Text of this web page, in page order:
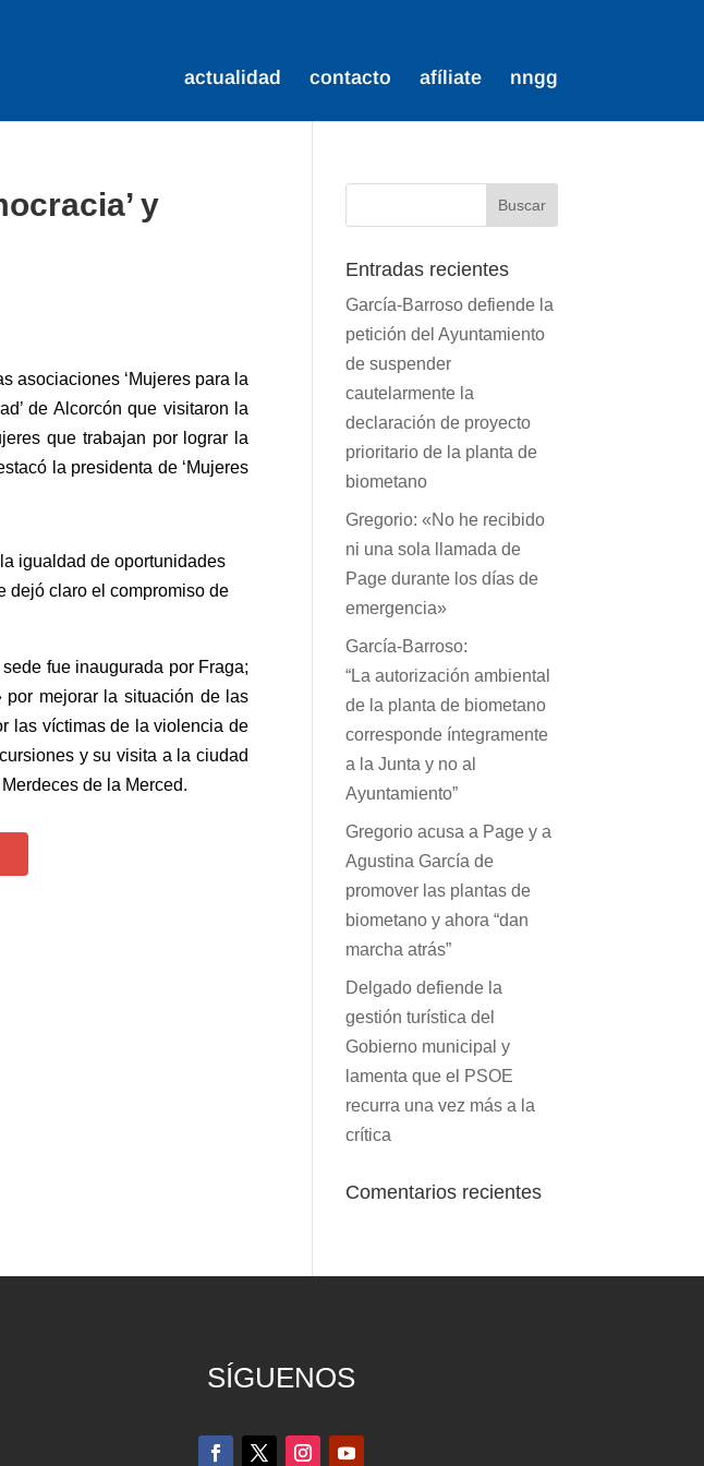
actualidad contacto afíliate nngg
y
asociaciones ‘Mujeres para la
de Alcorcón que visitaron la
que trabajan por lograr la
la presidenta de ‘Mujeres
igualdad de oportunidades
dejó claro el compromiso de
fue inaugurada por Fraga;
mejorar la situación de las
las víctimas de la violencia de
y su visita a la ciudad
de la Merced.
Entradas recientes
García-Barroso defiende la
petición del Ayuntamiento
de suspender
cautelarmente la
declaración de proyecto
prioritario de la planta de
biometano
Gregorio: «No he recibido
ni una sola llamada de
Page durante los días de
emergencia»
García-Barroso:
“La autorización ambiental
de la planta de biometano
corresponde íntegramente
a la Junta y no al
Ayuntamiento”
Gregorio acusa a Page y a
Agustina García de
promover las plantas de
biometano y ahora “dan
marcha atrás”
Delgado defiende la
gestión turística del
Gobierno municipal y
lamenta que el PSOE
recurra una vez más a la
crítica
Comentarios recientes
SÍGUENOS